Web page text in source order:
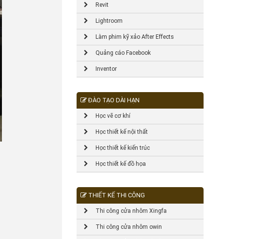
Revit
Lightroom
Làm phim kỹ xảo After Effects
Quảng cáo Facebook
Inventor
ĐÀO TẠO DÀI HẠN
Học vẽ cơ khí
Học thiết kế nội thất
Học thiết kế kiến trúc
Học thiết kế đồ họa
THIẾT KẾ THI CÔNG
Thi công cửa nhôm Xingfa
Thi công cửa nhôm owin